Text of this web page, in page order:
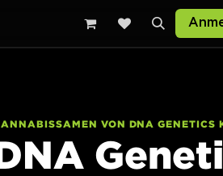
VON DNA GENETICS